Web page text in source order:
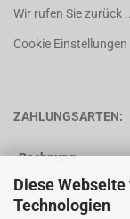
Diese
Technologien
Wir rufen Sie zurück
Cookie Einstellungen
ZAHLUNGSARTEN:
Rechnung
(nur für
Vorkasse